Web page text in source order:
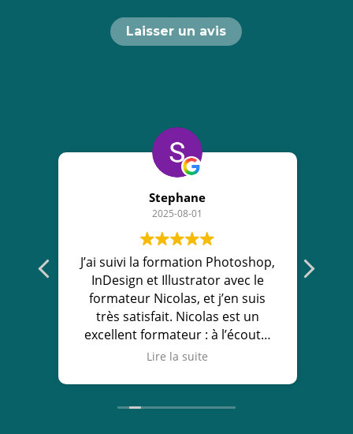
Laisser un avis
Stephane
2025-08-01
J’ai suivi la formation Photoshop,
InDesign et Illustrator avec le
formateur Nicolas, et j’en suis
très satisfait. Nicolas est un
excellent formateur : à l’écoute,
pédagogue, et toujours prêt à
clairement les choses. Grâce à
lui, j’ai pu progresser rapidement
Lire la suite